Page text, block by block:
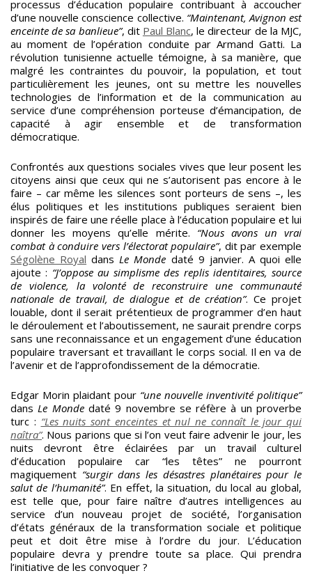
processus d’éducation populaire contribuant à accoucher
d’une nouvelle conscience collective. “Maintenant, Avignon est
enceinte de sa banlieue”, dit Paul Blanc, le directeur de la MJC,
au moment de l’opération conduite par Armand Gatti. La
révolution tunisienne actuelle témoigne, à sa manière, que
malgré les contraintes du pouvoir, la population, et tout
particulièrement les jeunes, ont su mettre les nouvelles
technologies de l’information et de la communication au
service d’une compréhension porteuse d’émancipation, de
capacité à agir ensemble et de transformation
démocratique.
Confrontés aux questions sociales vives que leur posent les
citoyens ainsi que ceux qui ne s’autorisent pas encore à le
faire – car même les silences sont porteurs de sens –, les
élus politiques et les institutions publiques seraient bien
inspirés de faire une réelle place à l’éducation populaire et lui
donner les moyens qu’elle mérite. “Nous avons un vrai
combat à conduire vers l’électorat populaire”, dit par exemple
Ségolène Royal dansLe Monde daté 9 janvier. A quoi elle
ajoute : “J’oppose au simplisme des replis identitaires, source
de violence, la volonté de reconstruire une communauté
nationale de travail, de dialogue et de création”. Ce projet
louable, dont il serait prétentieux de programmer d’en haut
le déroulement et l’aboutissement, ne saurait prendre corps
sans une reconnaissance et un engagement d’une éducation
populaire traversant et travaillant le corps social. Il en va de
l’avenir et de l’approfondissement de la démocratie.
Edgar Morin plaidant pour “une nouvelle inventivité politique”
dansLe Mondedaté 9 novembre se réfère à un proverbe
turc : “Les nuits sont enceintes et nul ne connaît le jour qui
naîtra”. Nous parions que si l’on veut faire advenir le jour, les
nuits devront être éclairées par un travail culturel
d’éducation populaire car “les têtes” ne pourront
magiquement “surgir dans les désastres planétaires pour le
salut de l’humanité”. En effet, la situation, du local au global,
est telle que, pour faire naître d’autres intelligences au
service d’un nouveau projet de société, l’organisation
d’états généraux de la transformation sociale et politique
peut et doit être mise à l’ordre du jour. L’éducation
populaire devra y prendre toute sa place. Qui prendra
l’initiative de les convoquer ?